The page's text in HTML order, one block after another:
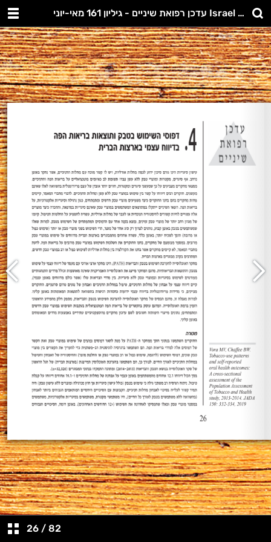
עדכן רפואת שיניים - גיליון 161 מאי-יוני Israel Dental Update. No. 161. May-June 2019
26 / 82